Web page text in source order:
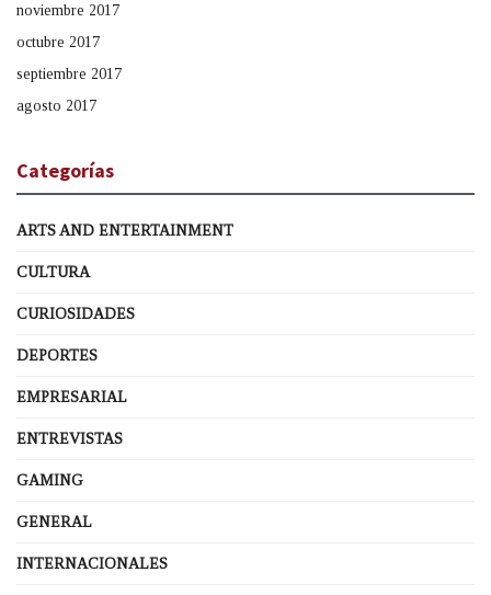
noviembre 2017
octubre 2017
septiembre 2017
agosto 2017
Categorías
ARTS AND ENTERTAINMENT
CULTURA
CURIOSIDADES
DEPORTES
EMPRESARIAL
ENTREVISTAS
GAMING
GENERAL
INTERNACIONALES